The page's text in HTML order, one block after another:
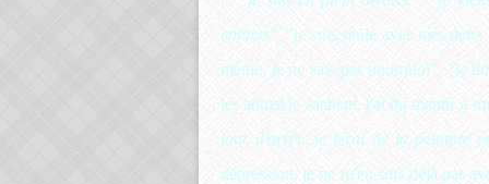
enfants", "je suis seule avec mes
même, je ne sais pas pourquoi", "je
les autres le sachent, j'ai du mentir à
jour d'arrêt...je ferai de la peinture
dépression, je ne m'en sors déjà pas